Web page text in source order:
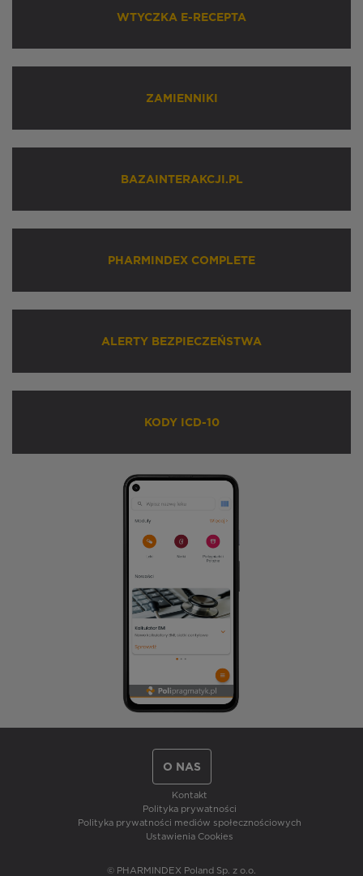
WTYCZKA E-RECEPTA
ZAMIENNIKI
BAZAINTERAKCJI.PL
PHARMINDEX COMPLETE
ALERTY BEZPIECZEŃSTWA
KODY ICD-10
O NAS
Kontakt
Polityka prywatności
Polityka prywatności mediów społecznościowych
Ustawienia Cookies
© PHARMINDEX Poland Sp. z o.o.